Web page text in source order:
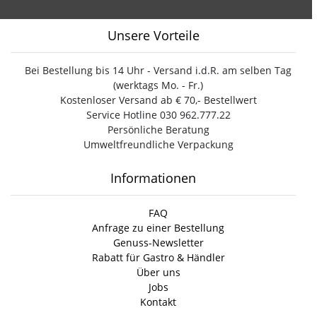
Unsere Vorteile
Bei Bestellung bis 14 Uhr - Versand i.d.R. am selben Tag
(werktags Mo. - Fr.)
Kostenloser Versand ab € 70,- Bestellwert
Service Hotline 030 962.777.22
Persönliche Beratung
Umweltfreundliche Verpackung
Informationen
FAQ
Anfrage zu einer Bestellung
Genuss-Newsletter
Rabatt für Gastro & Händler
Über uns
Jobs
Kontakt